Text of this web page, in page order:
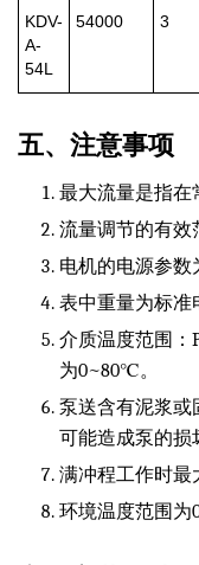
KDV-
A-
54L
54000 3
五、注意事项
最大流量是指在
流量调节的有效
电机的电源参数
表中重量为标准
介质温度范围：
为0~80℃。
泵送含有泥浆或
可能造成泵的损
满冲程工作时最
环境温度范围为